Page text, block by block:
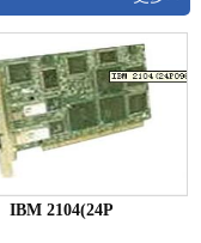
IBM 2104(24P